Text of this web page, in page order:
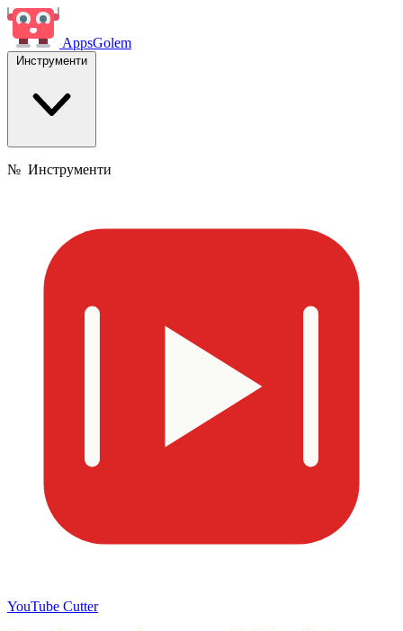
AppsGolem
Инструменти
№ Инструменти
YouTube Cutter